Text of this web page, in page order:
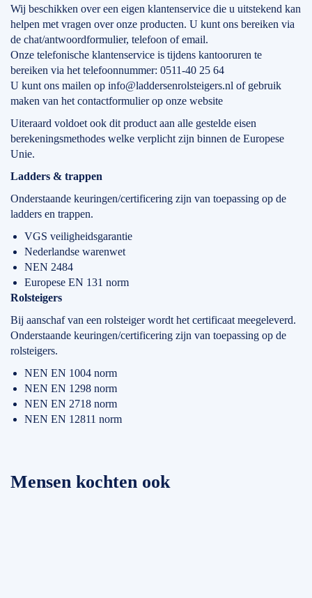
Wij beschikken over een eigen klantenservice die u uitstekend kan
helpen met vragen over onze producten. U kunt ons bereiken via
de chat/antwoordformulier, telefoon of email.
Onze telefonische klantenservice is tijdens kantooruren te
bereiken via het telefoonnummer: 0511-40 25 64
U kunt ons mailen op info@laddersenrolsteigers.nl of gebruik
maken van het contactformulier op onze website
Uiteraard voldoet ook dit product aan alle gestelde eisen
berekeningsmethodes welke verplicht zijn binnen de Europese
Unie.
Ladders & trappen
Onderstaande keuringen/certificering zijn van toepassing op de
ladders en trappen.
VGS veiligheidsgarantie
Nederlandse warenwet
NEN 2484
Europese EN 131 norm
Rolsteigers
Bij aanschaf van een rolsteiger wordt het certificaat meegeleverd.
Onderstaande keuringen/certificering zijn van toepassing op de
rolsteigers.
NEN EN 1004 norm
NEN EN 1298 norm
NEN EN 2718 norm
NEN EN 12811 norm
Mensen kochten ook